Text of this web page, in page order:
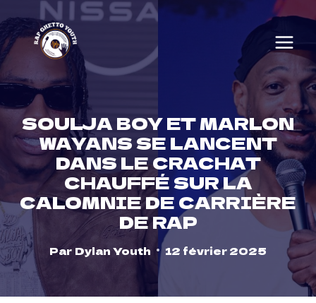
content
SOULJA BOY ET MARLON
WAYANS SE LANCENT
DANS LE CRACHAT
CHAUFFÉ SUR LA
CALOMNIE DE CARRIÈRE
DE RAP
Par Dylan Youth 12 février 2025